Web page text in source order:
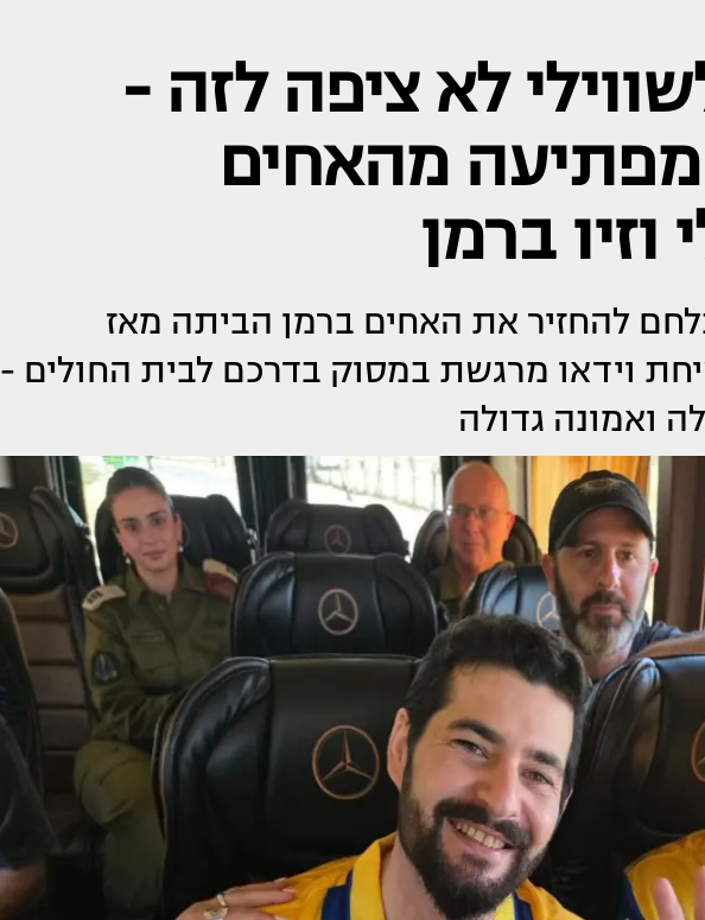
לא ציפה לזה -
מהאחים
ברמן
להחזיר את האחים ברמן הביתה מאז
וידאו מרגשת במסוק בדרכם לבית החולים -
ואמונה גדולה